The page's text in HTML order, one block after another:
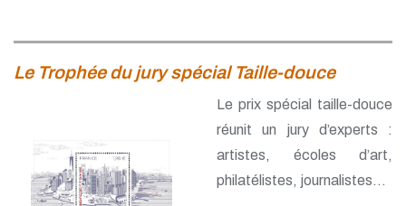
Le Trophée du jury spécial Taille-douce
Le prix spécial taille-douce
réunit un jury d’experts :
artistes, écoles d’art,
philatélistes, journalistes…